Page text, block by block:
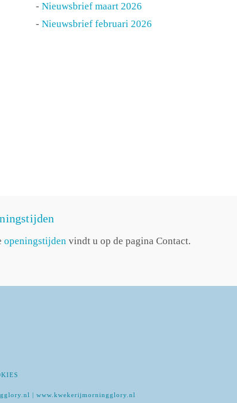
-Nieuwsbrief maart 2026
-Nieuwsbrief februari 2026
openingstijdenvindt u op de pagina Contact.
| www.kwekerijmorningglory.nl